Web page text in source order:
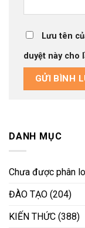
Lưu tên
duyệt này cho
DANH MỤC
Chưa được phân
ĐÀO TẠO (204)
KIẾN THỨC (388)